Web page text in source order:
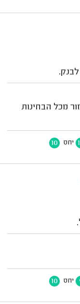
מכל הבחינות
יחס 10
יחס 10